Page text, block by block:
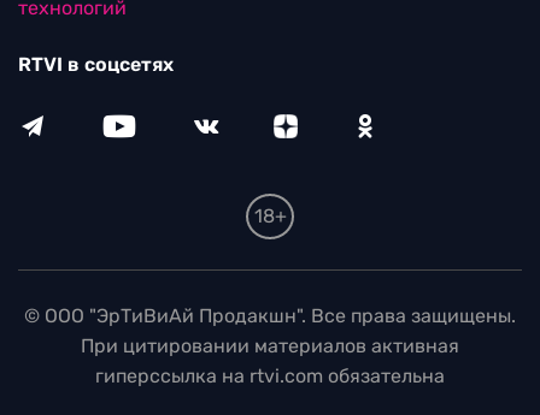
технологий
RTVI в соцсетях
18+
© ООО "ЭрТиВиАй Продакшн". Все права защищены.
При цитировании материалов активная
гиперссылка на rtvi.com обязательна